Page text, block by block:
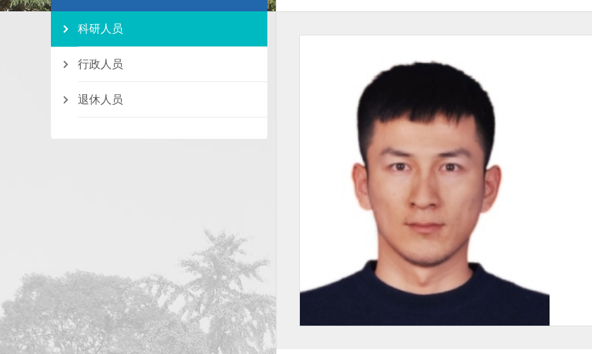
科研人员
行政人员
退休人员